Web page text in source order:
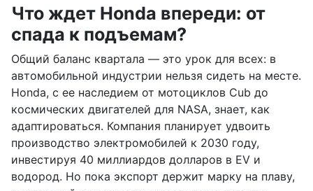
Что ждет Honda впереди: от
спада к подъемам?
Общий баланс квартала — это урок для всех: в
автомобильной индустрии нельзя сидеть на месте.
Honda, с ее наследием от мотоциклов Cub до
космических двигателей для NASA, знает, как
адаптироваться. Компания планирует удвоить
производство электромобилей к 2030 году,
инвестируя 40 миллиардов долларов в EV и
водород. Но пока экспорт держит марку на плаву,